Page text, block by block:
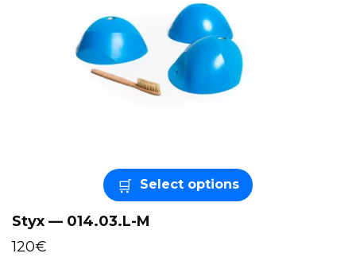
Select options
Styx — 014.03.L-M
120€